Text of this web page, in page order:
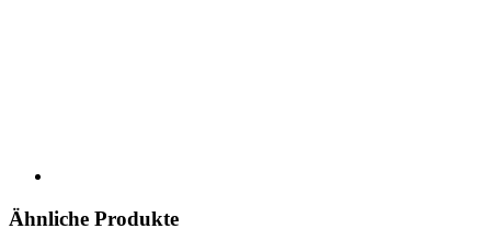
Ähnliche Produkte